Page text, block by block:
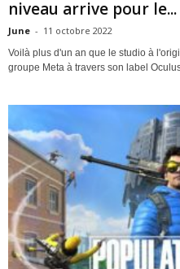
niveau arrive pour le...
June - 11 octobre 2022
Voilà plus d'un an que le studio à
groupe Meta à travers son label